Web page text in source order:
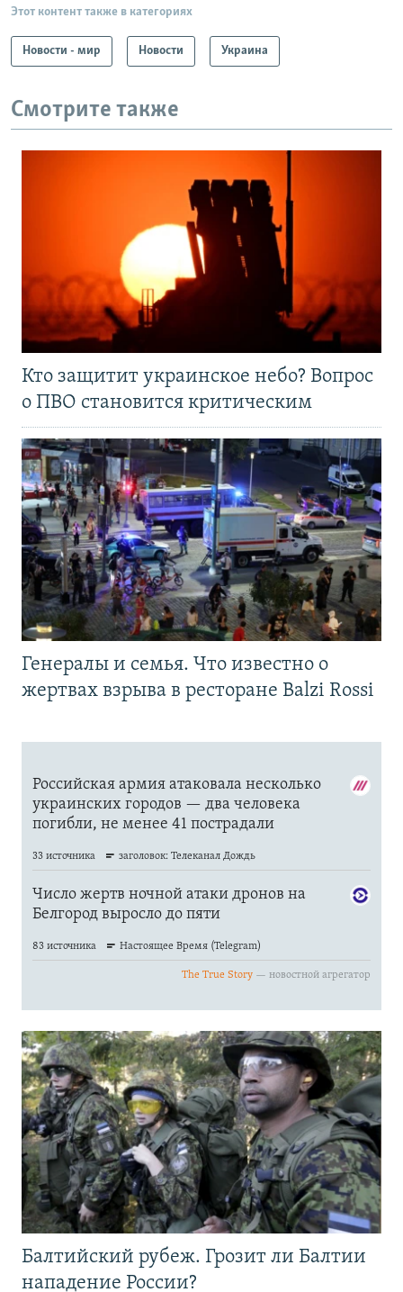
Этот контент также в категориях
Новости - мир Новости Украина
Смотрите также
Кто защитит украинское небо? Вопрос
о ПВО становится критическим
Генералы и семья. Что известно о
жертвах взрыва в ресторане Balzi Rossi
Балтийский рубеж. Грозит ли Балтии
нападение России?